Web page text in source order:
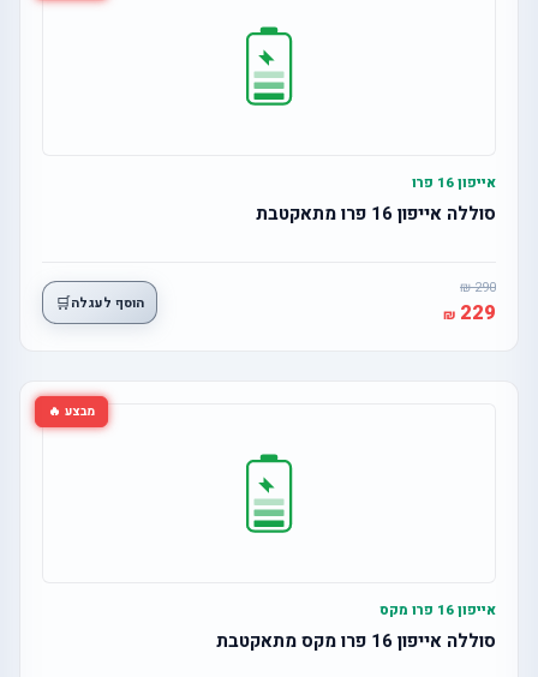
אייפון 16 פרו
סוללה אייפון 16 פרו מתאקטבת
290
229 הוסף לעגלה🛒
מבצע 🔥
אייפון 16 פרו מקס
סוללה אייפון 16 פרו מקס מתאקטבת